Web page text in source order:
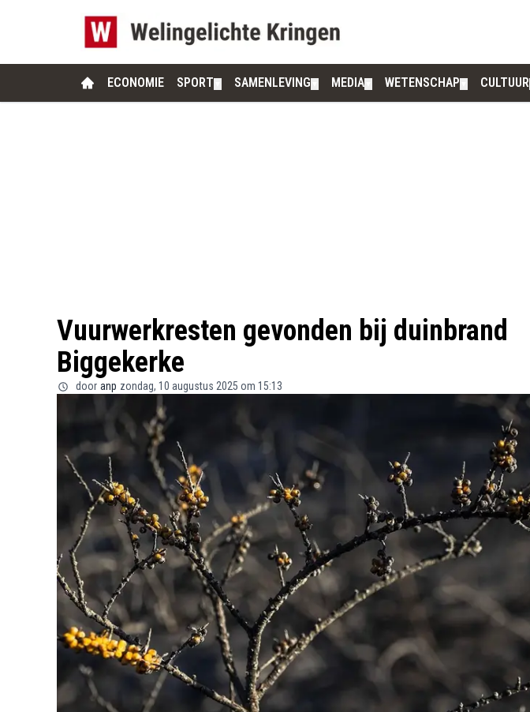
ECONOMIE SPORT SAMENLEVING MEDIA WETENSCHAP CULTUUR
Vuurwerkresten gevonden bij duinbrand
Biggekerke
door anp zondag, 10 augustus 2025 om 15:13